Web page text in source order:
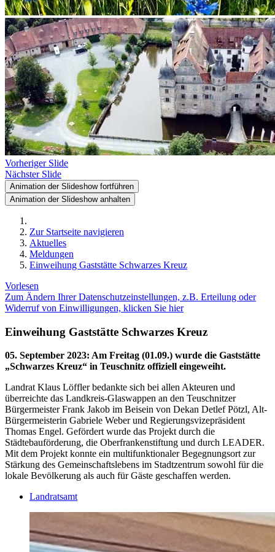
Vorheriger Slide
Nächster Slide
Animation der Slideshow fortführen
Animation der Slideshow anhalten
Zur Startseite navigieren
Aktuelles
Meldungen
Einweihung Gaststätte Schwarzes Kreuz
Vorlesen
Zum Ändern Ihrer Datenschutzeinstellungen, z.B. Erteilung oder
Widerruf von Einwilligungen, klicken Sie hier
Einweihung Gaststätte Schwarzes Kreuz
05. September 2023: Am Freitag (01.09.) wurde die Gaststätte
„Schwarzes Kreuz“ in Teuschnitz offiziell eingeweiht.
Landrat Klaus Löffler bedankte sich bei allen Akteuren und
überreichte das Landkreis-Glaswappen an den Teuschnitzer
Bürgermeister Frank Jakob im Beisein von Dekan Detlef Pötzl, Alt-
Bürgermeisterin Gabriele Weber und Regierungsvizepräsident
Thomas Engel. Gefördert wurde das Projekt durch die
Städtebauförderung, die Oberfrankenstiftung und durch LEADER.
Mit dem Projekt konnte ein multifunktionaler Begegnungsort zur
Stärkung des Gemeinschaftslebens im Stadtzentrum sowohl für die
lokale Bevölkerung als auch für Gäste geschaffen werden.
Landratsamt